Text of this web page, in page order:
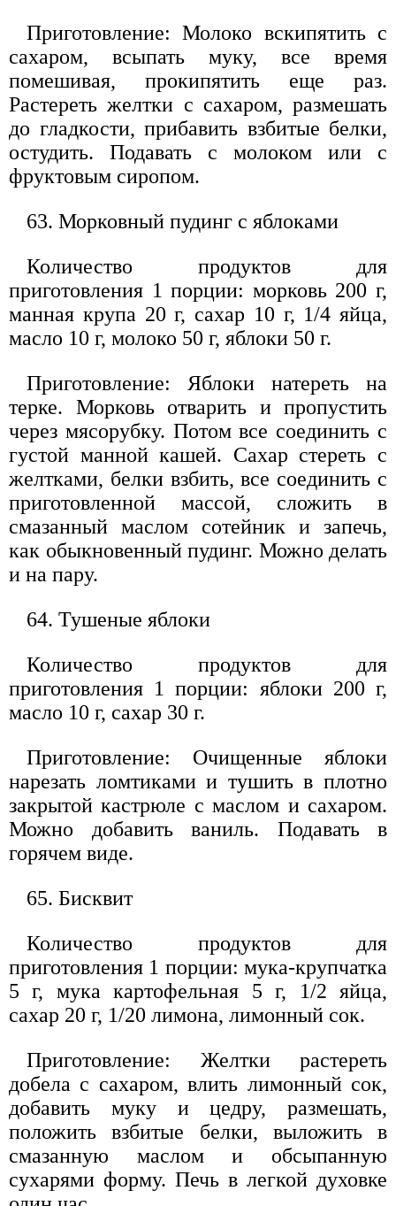
Приготовление: Молоко вскипятить с
сахаром, всыпать муку, все время
помешивая, прокипятить еще раз.
Растереть желтки с сахаром, размешать
до гладкости, прибавить взбитые белки,
остудить. Подавать с молоком или с
фруктовым сиропом.
63. Морковный пудинг с яблоками
Количество продуктов для
приготовления 1 порции: морковь 200 г,
манная крупа 20 г, сахар 10 г, 1/4 яйца,
масло 10 г, молоко 50 г, яблоки 50 г.
Приготовление: Яблоки натереть на
терке. Морковь отварить и пропустить
через мясорубку. Потом все соединить с
густой манной кашей. Сахар стереть с
желтками, белки взбить, все соединить с
приготовленной массой, сложить в
смазанный маслом сотейник и запечь,
как обыкновенный пудинг. Можно делать
и на пару.
64. Тушеные яблоки
Количество продуктов для
приготовления 1 порции: яблоки 200 г,
масло 10 г, сахар 30 г.
Приготовление: Очищенные яблоки
нарезать ломтиками и тушить в плотно
закрытой кастрюле с маслом и сахаром.
Можно добавить ваниль. Подавать в
горячем виде.
65. Бисквит
Количество продуктов для
приготовления 1 порции: мука-крупчатка
5 г, мука картофельная 5 г, 1/2 яйца,
сахар 20 г, 1/20 лимона, лимонный сок.
Приготовление: Желтки растереть
добела с сахаром, влить лимонный сок,
добавить муку и цедру, размешать,
положить взбитые белки, выложить в
смазанную маслом и обсыпанную
сухарями форму. Печь в легкой духовке